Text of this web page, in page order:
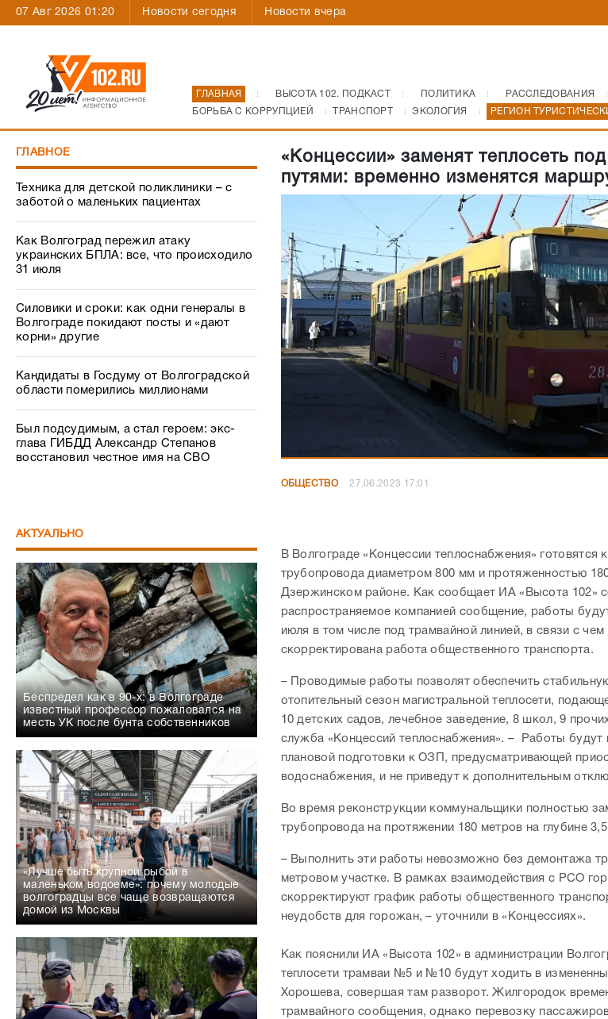
07 Авг 2026 01:20 Новости сегодня Новости вчера
ГЛАВНАЯ ВЫСОТА 102. ПОДКАСТ ПОЛИТИКА РАССЛЕДОВАНИЯ
БОРЬБА С КОРРУПЦИЕЙ
ТРАНСПОРТ ЭКОЛОГИЯ РЕГИОН
ГЛАВНОЕ
Техника для детской поликлиники – с
заботой о маленьких пациентах
Как Волгоград пережил атаку
украинских БПЛА: все, что происходило
31 июля
Силовики и сроки: как одни генералы в
Волгограде покидают посты и «дают
корни» другие
Кандидаты в Госдуму от Волгоградской
области померились миллионами
Был подсудимым, а стал героем: экс-
глава ГИБДД Александр Степанов
восстановил честное имя на СВО
АКТУАЛЬНО
Беспредел как в 90-х: в Волгограде
известный профессор пожаловался на
месть УК после бунта собственников
«Лучше быть крупной рыбой в
маленьком водоеме»: почему молодые
волгоградцы все чаще возвращаются
домой из Москвы
«Концессии» заменят теплосеть
путями: временно изменятся
ОБЩЕСТВО 27.06.2023 17:01
В Волгограде «Концессии теплоснабжения» готовятся
трубопровода диаметром 800 мм и протяженностью
Дзержинском районе. Как сообщает ИА «Высота 102»
распространяемое компанией сообщение, работы
июля в том числе под трамвайной линией, в связи с
скорректирована работа общественного транспорта.
– Проводимые работы позволят обеспечить
отопительный сезон магистральной теплосети,
10 детских садов, лечебное заведение, 8 школ, 9
служба «Концессий теплоснабжения». – Работы будут
плановой подготовки к ОЗП, предусматривающей
водоснабжения, и не приведут к дополнительным
Во время реконструкции коммунальщики полностью
трубопровода на протяжении 180 метров на глубине
– Выполнить эти работы невозможно без демонтажа
метровом участке. В рамках взаимодействия с РСО
скорректируют график работы общественного
неудобств для горожан, – уточнили в «Концессиях».
Как пояснили ИА «Высота 102» в администрации
теплосети трамваи №5 и №10 будут ходить в
Хорошева, совершая там разворот. Жилгородок
трамвайного сообщения, однако перевозку